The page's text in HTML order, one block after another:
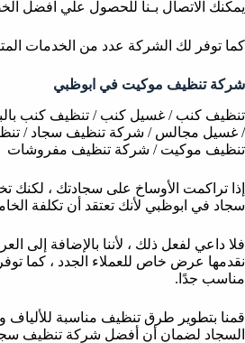
يمكنك الاتصال بـنا للحصول علي افضل
كما توفر لك الشركة عدد من الخدمات
شركة تنظيف موكيت في ابوظبي
تنظيف كنب / غسيل كنب / تنظيف كنب
/ غسيل مجالس / شركة تنظيف سجاد /
تنظيف موكيت / شركة تنظيف مفروشات
إذا تراكمت الأوساخ على سجادتك ،
سجاد في ابوظبي لأنك تعتقد أن تكلفة
فلا داعي لفعل ذلك ، لأننا بالإضافة إلى
نقدمها عرض خاص للعملاء الجدد ، كما
مناسب جدًا.
قمنا بتطوير طرق تنظيف مناسبة للألياف
السجاد لضمان أن أفضل شركة تنظيف